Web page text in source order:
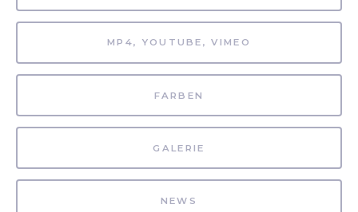
MP4, YOUTUBE, VIMEO
FARBEN
GALERIE
NEWS